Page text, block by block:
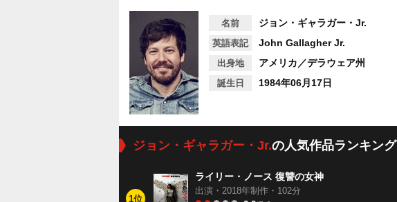
名前 ジョン・ギャラガー・Jr.
英語表記 John Gallagher Jr.
出身地 アメリカ／デラウェア州
誕生日 1984年06月17日
ジョン・ギャラガー・Jr.の人気作品ランキング
1位
ライリー・ノース 復讐の女神
出演・2018年制作・102分